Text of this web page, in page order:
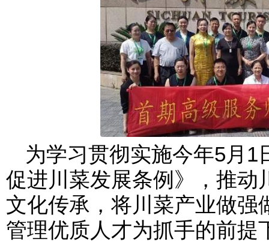
为学习贯彻实施今年5月
促进川菜发展条例》，推动
文化传承，将川菜产业做强
管理优质人才为抓手的前提